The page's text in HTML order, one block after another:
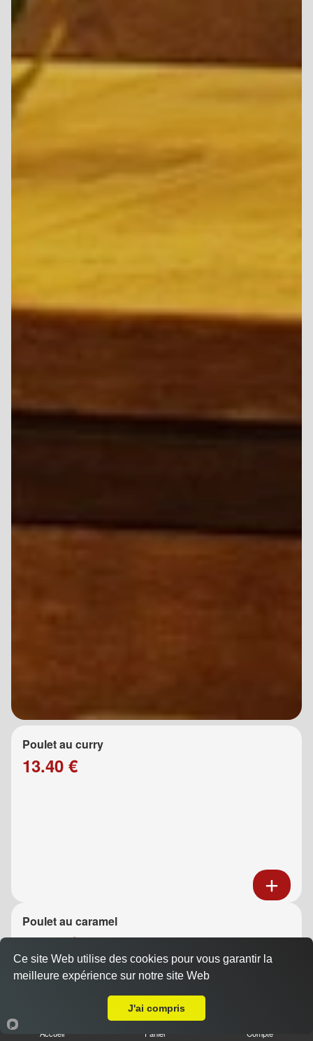
Poulet au curry
13.40 €
Poulet au caramel
13.40 €
Accueil Panier Compte
Ce site Web utilise des cookies pour vous garantir la
meilleure expérience sur notre site Web
J'ai compris